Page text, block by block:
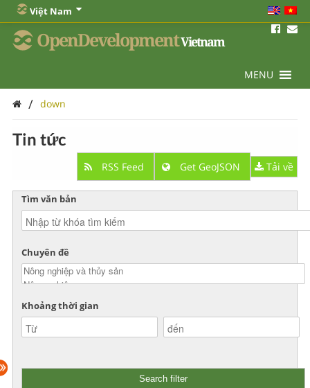
Việt Nam
OpenDevelopmentVietnam
MENU
/ down
Tin tức
RSS Feed Get GeoJSON Tải về
Tìm văn bản
Chuyên đề
Khoảng thời gian